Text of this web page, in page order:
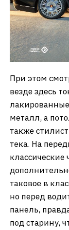
При этом
везде здесь
металл, а
также
тека. На
классические
таковое в
но перед
панель,
под старину,